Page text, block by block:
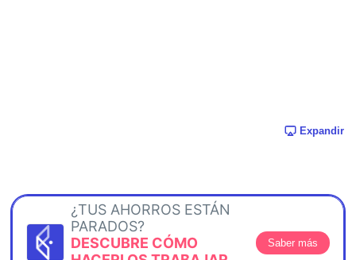
Expandir
¿TUS AHORROS ESTÁN
PARADOS?
DESCUBRE CÓMO
Saber más